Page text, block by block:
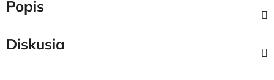
Popis
Diskusia